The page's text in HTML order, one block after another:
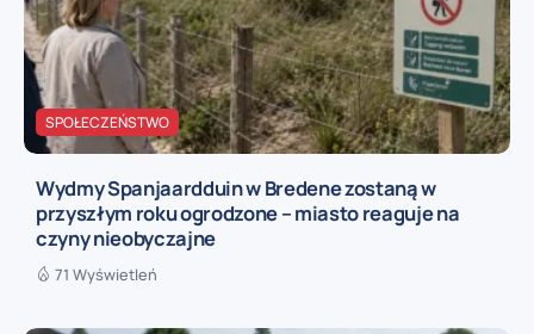
SPOŁECZEŃSTWO
Wydmy Spanjaardduin w Bredene zostaną w
przyszłym roku ogrodzone – miasto reaguje na
czyny nieobyczajne
71 Wyświetleń